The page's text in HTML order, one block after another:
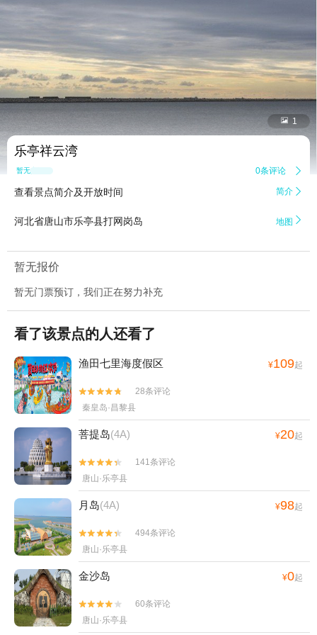
 1
乐亭祥云湾
暂无点评 0条评论 
查看景点简介及开放时间 简介 
河北省唐山市乐亭县打网岗岛 地图 
暂无报价
暂无门票预订，我们正在努力补充
看了该景点的人还看了
渔田七里海度假区 ¥109起


28条评论
秦皇岛·昌黎县
菩提岛(4A) ¥20起


141条评论
唐山·乐亭县
月岛(4A) ¥98起


494条评论
唐山·乐亭县
金沙岛 ¥0起


60条评论
唐山·乐亭县